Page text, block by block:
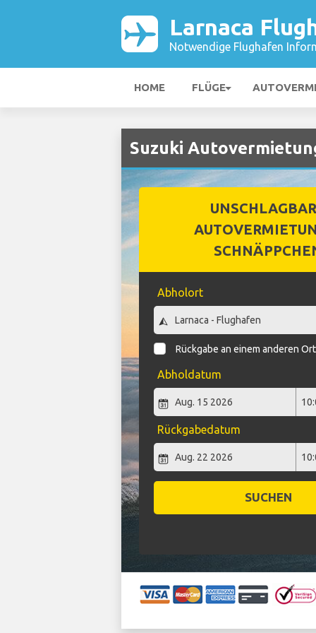
Larnaca
Notwendige Flughafen
HOME FLÜGE
Suzuki
Abholort
Rückgabe an einem anderen Ort
Abholdatum
Rückgabedatum
SUCHEN